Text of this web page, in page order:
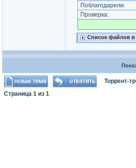
Поблагодарили:
Проверка:
Список файлов в
Торрент-
Страница 1 из 1